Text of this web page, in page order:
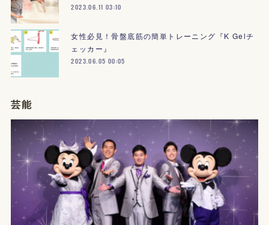
2023.06.11 03:10
女性必見！骨盤底筋の簡単トレーニング『K Gelチ
ェッカー』
2023.06.05 00:05
芸能